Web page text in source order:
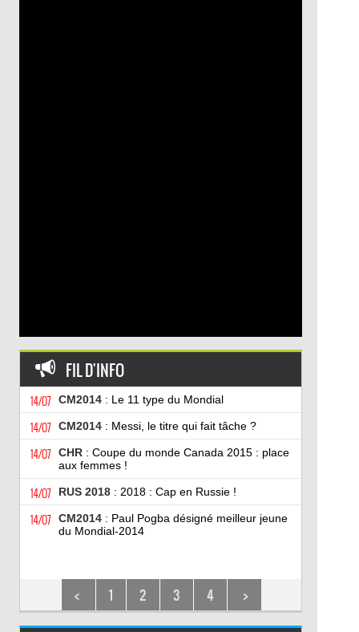
FIL D'INFO
14/07 CM2014: Le 11 type du Mondial
14/07 CM2014: Messi, le titre qui fait tâche ?
14/07 CHR: Coupe du monde Canada 2015 : place
aux femmes !
14/07 RUS 2018: 2018 : Cap en Russie !
14/07 CM2014: Paul Pogba désigné meilleur jeune
du Mondial-2014
< 1 2 3 4 >